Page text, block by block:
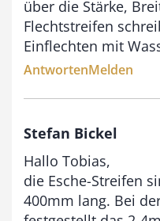
über die Stärke,
Flechtstreifen
Einflechten mit
AntwortenMelden
Stefan Bickel
Hallo Tobias,
die Esche-Streifen
400mm lang. Bei